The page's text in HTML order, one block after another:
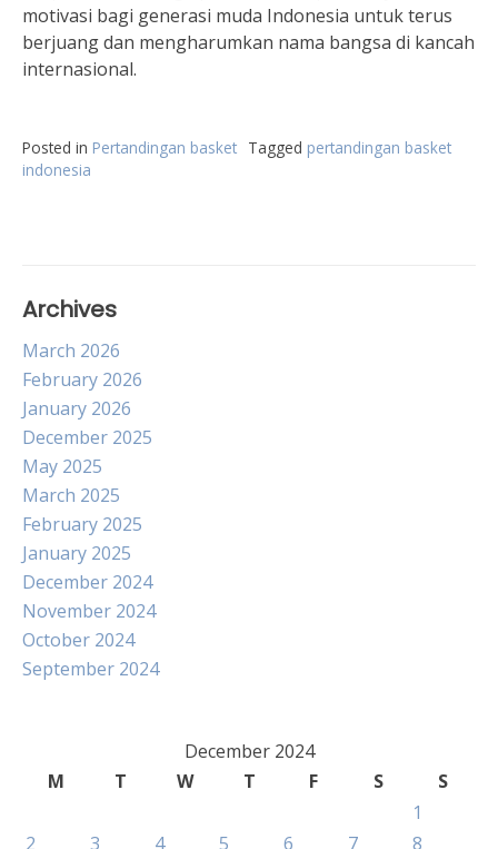
motivasi bagi generasi muda Indonesia untuk terus
berjuang dan mengharumkan nama bangsa di kancah
internasional.
Posted in Pertandingan basket Tagged pertandingan basket
indonesia
Archives
March 2026
February 2026
January 2026
December 2025
May 2025
March 2025
February 2025
January 2025
December 2024
November 2024
October 2024
September 2024
December 2024
M
T W T F S
S
1
2
3 4 5 6 7 8